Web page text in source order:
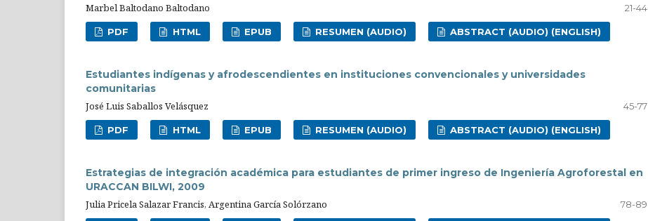
Marbel Baltodano Baltodano
21-44
PDF HTML EPUB RESUMEN (AUDIO) ABSTRACT (AUDIO) (ENGLISH)
Estudiantes indígenas y afrodescendientes en instituciones convencionales y universidades
comunitarias
José Luis Saballos Velásquez
45-77
PDF HTML EPUB RESUMEN (AUDIO) ABSTRACT (AUDIO) (ENGLISH)
Estrategias de integración académica para estudiantes de primer ingreso de Ingeniería Agroforestal en
URACCAN BILWI, 2009
Julia Pricela Salazar Francis, Argentina García Solórzano
78-89